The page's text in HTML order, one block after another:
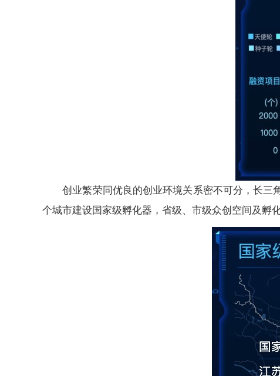
创业繁荣同优良的创业环境关系密不可分，长三
个城市建设国家级孵化器，省级、市级众创空间及孵